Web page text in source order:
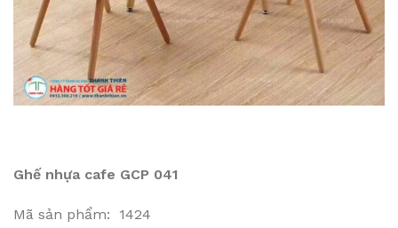
Ghế nhựa cafe GCP 041
Mã sản phẩm: 1424